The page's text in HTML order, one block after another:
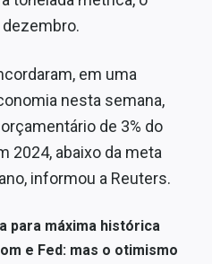
em uma
nesta semana,
de 3% do
2024, abaixo da meta
informou a Reuters.
para máxima histórica
e Fed: mas o otimismo